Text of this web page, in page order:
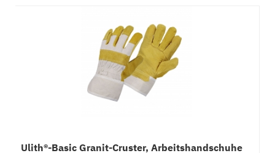
Ulith®-Basic Granit-Cruster, Arbeitshandschuhe